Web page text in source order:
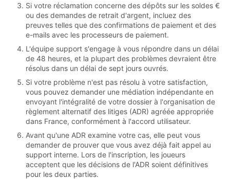
Si votre réclamation concerne des dépôts sur les soldes €
ou des demandes de retrait d'argent, incluez des
preuves telles que des confirmations de paiement et des
e-mails avec les processeurs de paiement.
L'équipe support s'engage à vous répondre dans un délai
de 48 heures, et la plupart des problèmes devraient être
résolus dans un délai de sept jours ouvrés.
Si votre problème n'est pas résolu à votre satisfaction,
vous pouvez demander une médiation indépendante en
envoyant l'intégralité de votre dossier à l'organisation de
règlement alternatif des litiges (ADR) agréée appropriée
dans France, conformément à l'accord utilisateur.
Avant qu'une ADR examine votre cas, elle peut vous
demander de prouver que vous avez déjà fait appel au
support interne. Lors de l'inscription, les joueurs
acceptent que les décisions de l'ADR soient définitives
pour les deux parties.